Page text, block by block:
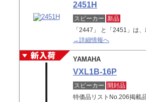
2451H
スピーカー 新品
「2447」 と「2451」は
→詳細情報へ
YAMAHA
VXL1B-16P
スピーカー 開封品
特価品リストNo.206掲載